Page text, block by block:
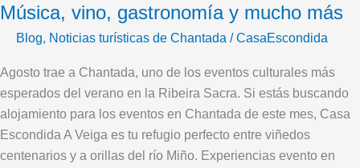
Música, vino, gastronomía y mucho más
Blog, Noticias turísticas de Chantada /CasaEscondida
Agosto trae a Chantada, uno de los eventos culturales más
esperados del verano en la Ribeira Sacra. Si estás buscando
alojamiento para los eventos en Chantada de este mes, Casa
Escondida A Veiga es tu refugio perfecto entre viñedos
centenarios y a orillas del río Miño. Experiencias evento en
agosto
Música,
vino,
gastronomía
y
mucho
más